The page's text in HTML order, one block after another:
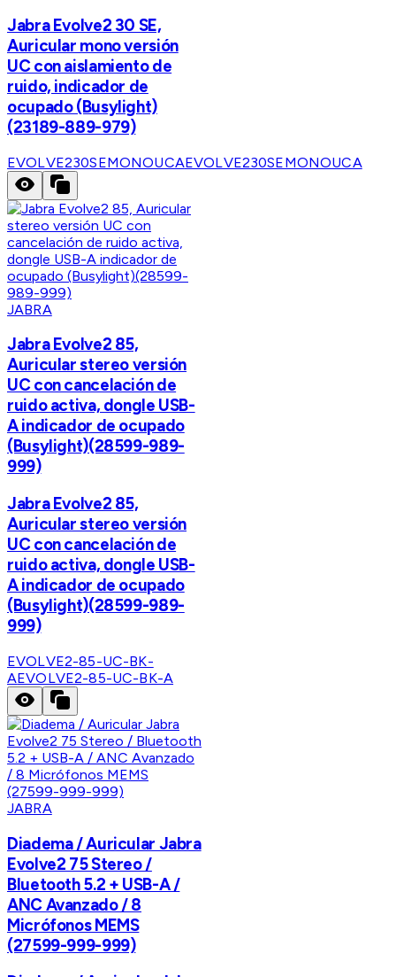
Jabra Evolve2 30 SE,
Auricular mono versión
UC con aislamiento de
ruido, indicador de
ocupado (Busylight)
(23189-889-979)
EVOLVE230SEMONOUCAEVOLVE230SEMONOUCA
JABRA
Jabra Evolve2 85,
Auricular stereo versión
UC con cancelación de
ruido activa, dongle USB-
A indicador de ocupado
(Busylight)(28599-989-
999)
Jabra Evolve2 85,
Auricular stereo versión
UC con cancelación de
ruido activa, dongle USB-
A indicador de ocupado
(Busylight)(28599-989-
999)
EVOLVE2-85-UC-BK-
AEVOLVE2-85-UC-BK-A
JABRA
Diadema / Auricular Jabra
Evolve2 75 Stereo /
Bluetooth 5.2 + USB-A /
ANC Avanzado / 8
Micrófonos MEMS
(27599-999-999)